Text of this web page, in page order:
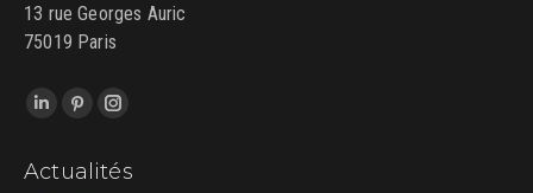
13 rue Georges Auric
75019 Paris
Trouvez nous sur :
LinkedIn
opens
Pinterest
opens
Instagram
opens
Actualités